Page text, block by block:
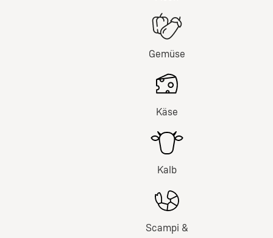
Gemüse
Käse
Kalb
Scampi &